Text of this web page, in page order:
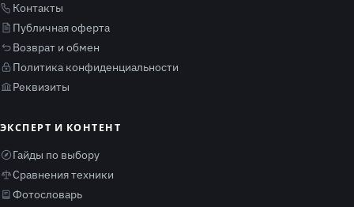
Контакты
Публичная оферта
Возврат и обмен
Политика конфиденциальности
Реквизиты
ЭКСПЕРТ И КОНТЕНТ
Гайды по выбору
Сравнения техники
Фотословарь